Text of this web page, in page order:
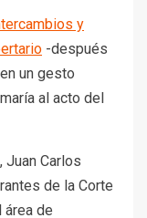
y
-después
un gesto
al acto del
Juan Carlos
de la Corte
área de